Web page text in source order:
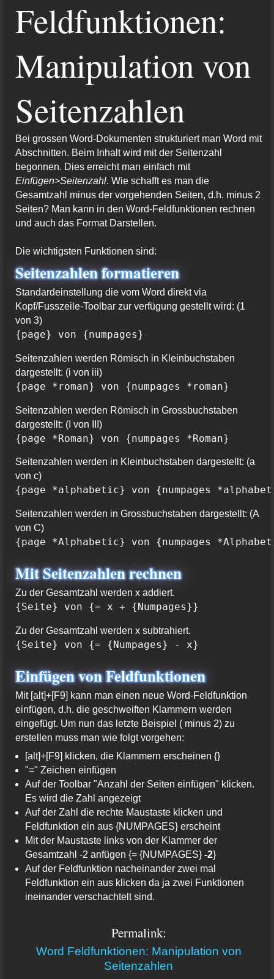
Feldfunktionen:
Manipulation von
Seitenzahlen
Bei grossen Word-Dokumenten strukturiert man Word mit
Abschnitten. Beim Inhalt wird mit der Seitenzahl
begonnen. Dies erreicht man einfach mit
Einfügen>Seitenzahl. Wie schafft es man die
Gesamtzahl minus der vorgehenden Seiten, d.h. minus 2
Seiten? Man kann in den Word-Feldfunktionen rechnen
und auch das Format Darstellen.
Die wichtigsten Funktionen sind:
Seitenzahlen formatieren
Standardeinstellung die vom Word direkt via
Kopf/Fusszeile-Toolbar zur verfügung gestellt wird: (1
von 3)
{page} von {numpages}
Seitenzahlen werden Römisch in Kleinbuchstaben
dargestellt: (i von iii)
{page *roman} von {numpages *roman}
Seitenzahlen werden Römisch in Grossbuchstaben
dargestellt: (I von III)
{page *Roman} von {numpages *Roman}
Seitenzahlen werden in Kleinbuchstaben dargestellt: (a
von c)
{page *alphabetic} von {numpages
Seitenzahlen werden in Grossbuchstaben dargestellt: (A
von C)
{page *Alphabetic} von {numpages
Mit Seitenzahlen rechnen
Zu der Gesamtzahl werden x addiert.
{Seite} von {= x + {Numpages}}
Zu der Gesamtzahl werden x subtrahiert.
{Seite} von {= {Numpages} - x}
Einfügen von Feldfunktionen
Mit [alt]+[F9] kann man einen neue Word-Feldfunktion
einfügen, d.h. die geschweiften Klammern werden
eingefügt. Um nun das letzte Beispiel ( minus 2) zu
erstellen muss man wie folgt vorgehen:
[alt]+[F9] klicken, die Klammern erscheinen {}
"=" Zeichen einfügen
Auf der Toolbar "Anzahl der Seiten einfügen" klicken.
Es wird die Zahl angezeigt
Auf der Zahl die rechte Maustaste klicken und
Feldfunktion ein aus {NUMPAGES} erscheint
Mit der Maustaste links von der Klammer der
Gesamtzahl -2 anfügen {= {NUMPAGES}-2}
Auf der Feldfunktion nacheinander zwei mal
Feldfunktion ein aus klicken da ja zwei Funktionen
ineinander verschachtelt sind.
Permalink:
Word Feldfunktionen: Manipulation von
Seitenzahlen